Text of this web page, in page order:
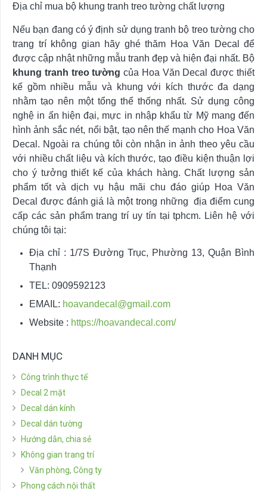
Địa chỉ mua bộ khung tranh treo tường chất lượng
Nếu bạn đang có ý định sử dụng tranh bộ treo tường cho
trang trí không gian hãy ghé thăm Hoa Văn Decal để
được cập nhật những mẫu tranh đẹp và hiện đại nhất. Bộ
khung tranh treo tường của Hoa Văn Decal được thiết
kế gồm nhiều mẫu và khung với kích thước đa dạng
nhằm tạo nên một tổng thể thống nhất. Sử dụng công
nghệ in ấn hiện đại, mực in nhập khẩu từ Mỹ mang đến
hình ảnh sắc nét, nổi bật, tạo nên thế mạnh cho Hoa Văn
Decal. Ngoài ra chúng tôi còn nhận in ảnh theo yêu cầu
với nhiều chất liệu và kích thước, tạo điều kiện thuận lợi
cho ý tưởng thiết kế của khách hàng. Chất lượng sản
phẩm tốt và dịch vụ hậu mãi chu đáo giúp Hoa Văn
Decal được đánh giá là một trong những địa điểm cung
cấp các sản phẩm trang trí uy tín tại tphcm. Liên hệ với
chúng tôi tại:
Địa chỉ : 1/7S Đường Trục, Phường 13, Quận Bình
Thạnh
TEL: 0909592123
EMAIL: hoavandecal@gmail.com
Website : https://hoavandecal.com/
DANH MỤC
Công trình thực tế
Decal 2 mặt
Decal dán kính
Decal dán tường
Hướng dẫn, chia sẻ
Không gian trang trí
Văn phòng, Công ty
Phong cách nội thất